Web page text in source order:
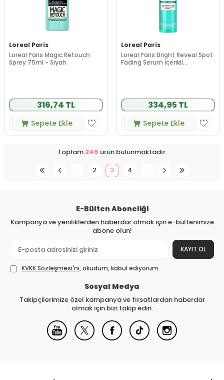
Loreal Paris
Loreal Paris Magic Retouch
Sprey 75ml - Siyah
316,74 TL
Sepete Ekle
Loreal Paris
Loreal Paris Bright Reveal Spot
Fading Serum İçerikli
334,95 TL
Sepete Ekle
Toplam 245 ürün bulunmaktadır.
…
2 3 4 …
E-Bülten Aboneliği
Kampanya ve yeniliklerden haberdar olmak için e-bültenimize
abone olun!
KAYIT OL
KVKK Sözleşmesi'ni, okudum, kabul ediyorum.
Sosyal Medya
Takipçilerimize özel kampanya ve fırsatlardan haberdar
olmak için bizi takip edin.